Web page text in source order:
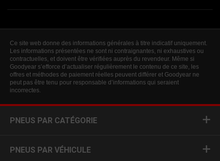
Ce site web donne des informations générales à titre indicatif uniquement.
Les informations présentées ne sont ni contraignantes, ni exhaustives ou
contractuelles, et doivent être vérifiées auprès du revendeur. Même si
Goodyear s’efforce d’actualiser régulièrement le contenu de ce site, les
offres et méthodes de paiement réelles peuvent différer et Goodyear ne
peut pas être tenu pour responsable d’informations qui seraient
incorrectes.
PNEUS PAR CATÉGORIE
PNEUS PAR VÉHICULE